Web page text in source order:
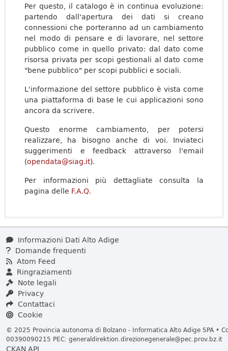
Per questo, il catalogo è in continua evoluzione:
partendo dall'apertura dei dati si creano
connessioni che porteranno ad un cambiamento
nel modo di pensare e di lavorare, nel settore
pubblico come in quello privato: dal dato come
risorsa privata per scopi gestionali al dato come
"bene pubblico" per scopi pubblici e sociali.
L'informazione del settore pubblico è vista come
una piattaforma di base le cui applicazioni sono
ancora da scrivere.
Questo enorme cambiamento, per potersi
realizzare, ha bisogno anche di voi. Inviateci
suggerimenti e feedback attraverso l'email
(opendata@siag.it).
Per informazioni più dettagliate consulta la
pagina delle F.A.Q.
Informazioni Dati Alto Adige
Domande frequenti
Atom Feed
Ringraziamenti
Note legali
Privacy
Contattaci
Cookie
© 2025 Provincia autonoma di Bolzano - Informatica Alto Adige SPA •
00390090215 PEC: generaldirektion.direzionegenerale@pec.prov.bz.it
CKAN API